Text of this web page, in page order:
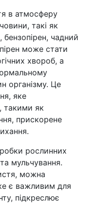
в атмосферу
такі як
чадний
може стати
хвороб, а
організму. Це
яке
такими як
прискорене
рослинних
мульчування.
можна
є важливим для
підкреслює